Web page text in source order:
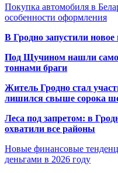
Покупка автомобиля в
особенности оформления
В Гродно запустили новое
Под Щучином нашли
тоннами браги
Житель Гродно стал
лишился свыше сорока
Леса под запретом: в
охватили все районы
Новые финансовые
деньгами в 2026 году